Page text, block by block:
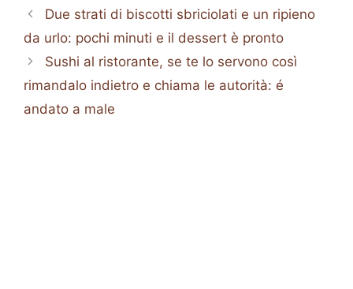
Due strati di biscotti sbriciolati e un ripieno
da urlo: pochi minuti e il dessert è pronto
Sushi al ristorante, se te lo servono così
rimandalo indietro e chiama le autorità: é
andato a male